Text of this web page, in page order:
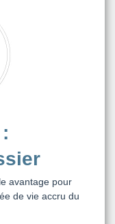
:
avantage pour
de vie accru du